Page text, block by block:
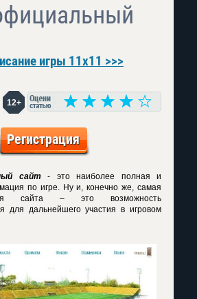
игры 11x11 >>>
12+
Регистрация
сайт- это наиболее полная и
по игре. Ну и, конечно же, самая
сайта – это возможность
для дальнейшего участия в игровом